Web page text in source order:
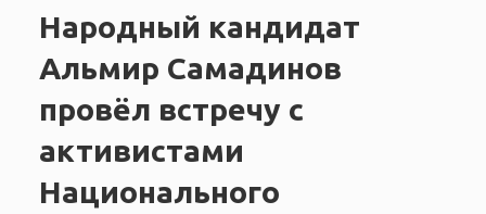
Народный кандидат
Альмир Самадинов
провёл встречу с
активистами
Национального